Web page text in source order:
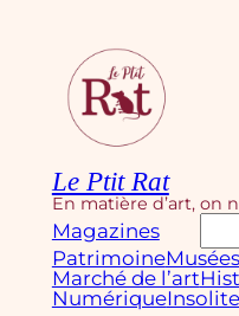
contenu
Le Ptit Rat
En matière d’art, on
Magazines
PatrimoineMusées
Marché de l’art
NumériqueInsolite